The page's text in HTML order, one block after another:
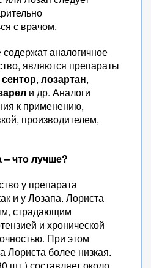
с врачом.
аналогичное
являются препараты
сентор, лозартан,
и др. Аналоги
к применению,
производителем,
что лучше?
у препарата
и у Лозапа. Лориста
страдающим
и хронической
При этом
Лориста более низкая.